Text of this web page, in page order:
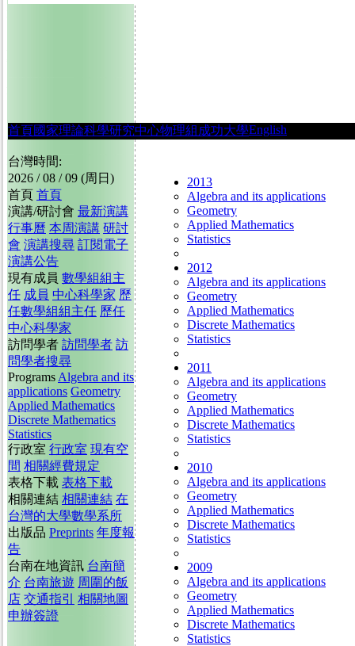
首頁國家理論科學研究中心物理組 成功大學English
台灣時間:
2026 / 08 / 09 (周日)
首頁 首頁
演講/研討會 最新演講
行事曆 本周演講 研討
會 演講搜尋 訂閱電子
演講公告
現有成員 數學組組主
任 成員 中心科學家 歷
任數學組組主任 歷任
中心科學家
訪問學者 訪問學者 訪
問學者搜尋
Programs Algebra and its
applications Geometry
Applied Mathematics
Discrete Mathematics
Statistics
行政室 行政室 現有空
間 相關經費規定
表格下載 表格下載
相關連結 相關連結 在
台灣的大學數學系所
出版品 Preprints 年度報
告
台南在地資訊 台南簡
介 台南旅遊 周圍的飯
店 交通指引
相關地圖
申辦簽證
2013
Algebra and its applications
Geometry
Applied Mathematics
Statistics
2012
Algebra and its applications
Geometry
Applied Mathematics
Discrete Mathematics
Statistics
2011
Algebra and its applications
Geometry
Applied Mathematics
Discrete Mathematics
Statistics
2010
Algebra and its applications
Geometry
Applied Mathematics
Discrete Mathematics
Statistics
2009
Algebra and its applications
Geometry
Applied Mathematics
Discrete Mathematics
Statistics